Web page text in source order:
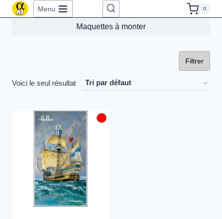
Aller
au
Menu 0
Maquettes à monter
Filtrer
Voici le seul résultat